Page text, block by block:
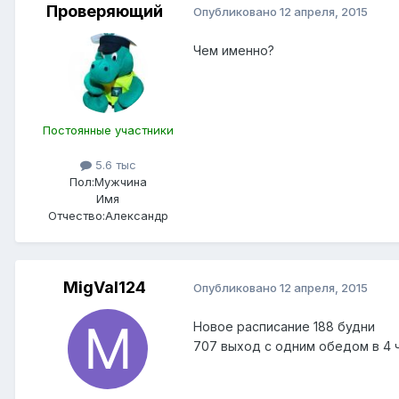
Проверяющий
Постоянные участники
5.6 тыс
Пол:Мужчина
Имя
Отчество:Александр
Опубликовано 12 апреля, 2015
Чем именно?
MigVal124 Опубликовано 12 апреля, 2015
Новое расписание 188 будни
707 выход с одним обедом в 4